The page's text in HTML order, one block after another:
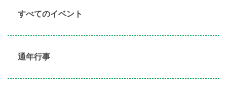
すべてのイベント
通年行事